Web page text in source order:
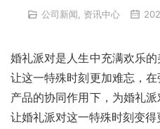
公司新闻 资讯中心
婚礼派对是人生中充满欢乐
让这一特殊时刻更加难忘，
产品的协同作用下，为婚礼
让婚礼派对这一特殊时刻变得